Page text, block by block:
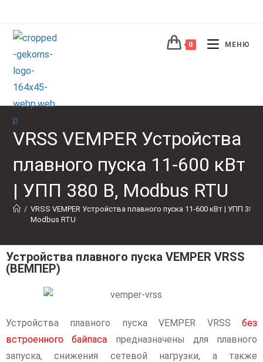
0 МЕНЮ
VRSS VEMPER Устройства
плавного пуска 11-600 кВт
| УПП 380 В, Modbus RTU
/ VRSS VEMPER Устройства плавного пуска 11-600 кВт | УПП 380
Modbus RTU
Устройства плавного пуска VEMPER VRSS
(ВЕМПЕР)
Устройства плавного пуска VEMPER VRSS без
встроенного байпаса предназначены для плавного
запуска, снижения сетевой нагрузки, а также